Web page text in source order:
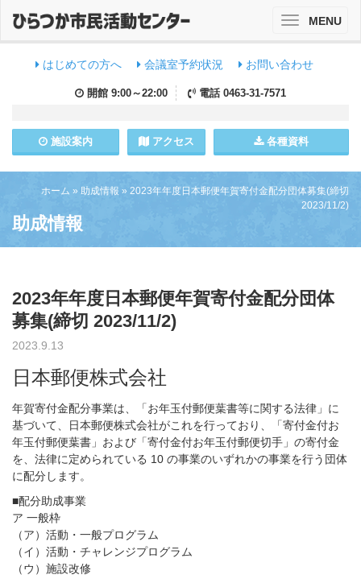
はじめての方へ 会議室予約状況 お問い合わせ
開館 9:00～22:00 電話 0463-31-7571
施設案内 アクセス 各種資料
ToggleMENU
ホーム » 助成情報 » 2023年年度日本郵便年賀寄付金配分団体募集(締切
2023/11/2)
助成情報
2023年年度日本郵便年賀寄付金配分団体
募集(締切 2023/11/2)
2023.9.13
日本郵便株式会社
年賀寄付金配分事業は、「お年玉付郵便葉書等に関する法律」に
基づいて、日本郵便株式会社がこれを行っており、「寄付金付お
年玉付郵便葉書」および「寄付金付お年玉付郵便切手」の寄付金
を、法律に定められている 10 の事業のいずれかの事業を行う団体
に配分します。
■配分助成事業
ア 一般枠
（ア）活動・一般プログラム
（イ）活動・チャレンジプログラム
（ウ）施設改修